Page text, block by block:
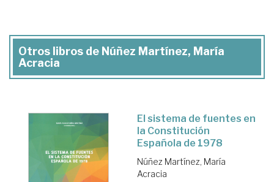
Otros libros de Núñez Martínez, María
Acracia
El sistema de fuentes en
la Constitución
Española de 1978
Núñez Martínez, María
Acracia